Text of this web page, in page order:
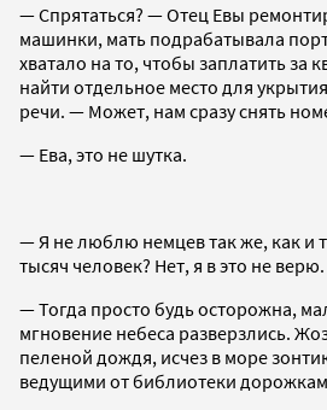
— Спрятаться? — Отец Евы
машинки, мать подрабатывала
хватало на то, чтобы заплатить за
найти отдельное место для
речи. — Может, нам сразу снять
— Ева, это не шутка.
— Я не люблю немцев так же, как и
тысяч человек? Нет, я в это не верю.
— Тогда просто будь осторожна,
мгновение небеса разверзлись.
пеленой дождя, исчез в море
ведущими от библиотеки